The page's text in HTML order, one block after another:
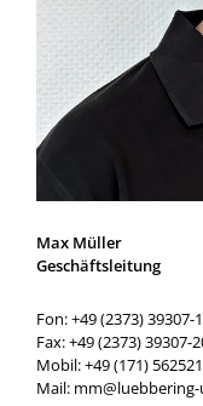
Max Müller
Geschäftsleitung
Fon: +49 (2373) 39307-
Fax: +49 (2373) 39307-
Mobil: +49 (171)
Mail: